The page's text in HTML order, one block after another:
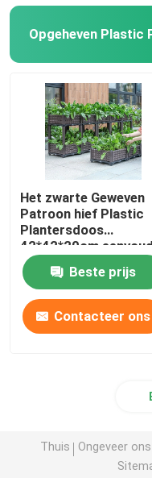
Opgeheven Plastic
Het zwarte Geweven
Patroon hief Plastic
Plantersdoos
42*42*20cm
op installeert
Beste prijs
Contacteer ons
Thuis Ongeveer ons